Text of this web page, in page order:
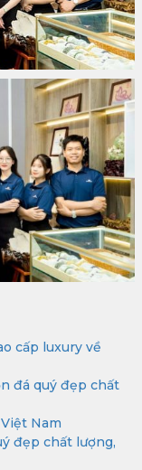
cấp luxury về
đá quý đẹp chất
Nam
đẹp chất lượng,